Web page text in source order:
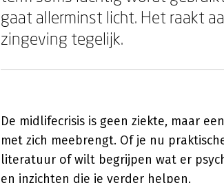
gaat allerminst licht. Het raakt
zingeving tegelijk.
De midlifecrisis is geen ziekte, maar
met zich meebrengt. Of je nu
literatuur of wilt begrijpen wat er
en inzichten die je verder helpen.